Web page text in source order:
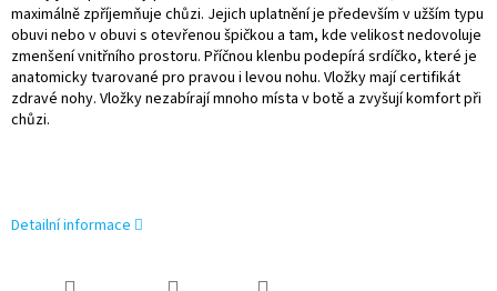
maximálně zpříjemňuje chůzi. Jejich uplatnění je především v užším typu
obuvi nebo v obuvi s otevřenou špičkou a tam, kde velikost nedovoluje
zmenšení vnitřního prostoru. Příčnou klenbu podepírá srdíčko, které je
anatomicky tvarované pro pravou i levou nohu. Vložky mají certifikát
zdravé nohy. Vložky nezabírají mnoho místa v botě a zvyšují komfort při
chůzi.
Detailní informace